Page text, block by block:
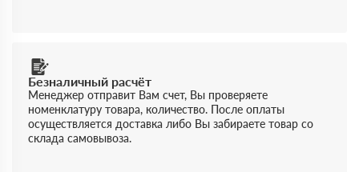
Безналичный расчёт
Менеджер отправит Вам счет, Вы проверяете
номенклатуру товара, количество. После оплаты
осуществляется доставка либо Вы забираете товар со
склада самовывоза.